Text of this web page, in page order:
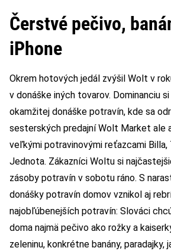
Čerstvé pečivo,
iPhone
Okrem hotových jedál zvýšil Wolt v
v donáške iných tovarov. Dominanciu
okamžitej donáške potravín, kde sa
sesterských predajní Wolt Market ale
veľkými potravinovými reťazcami Billa,
Jednota. Zákazníci Woltu si
zásoby potravín v sobotu ráno. S
donášky potravín domov vznikol aj
najobľúbenejších potravín: Slováci
doma najmä pečivo ako rožky a
zeleninu, konkrétne banány, paradajky,